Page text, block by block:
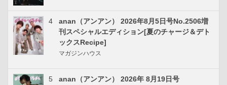
4
anan（アンアン） 2026年8月5日号No.2506増
刊スペシャルエディション[夏のチャージ＆デト
ックスRecipe]
マガジンハウス
5
anan（アンアン） 2026年 8月19日号